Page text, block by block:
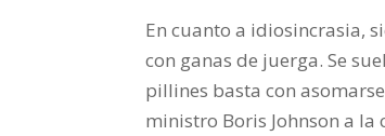
En cuanto a idiosincrasia,
con ganas de juerga. Se
pillines basta con
ministro Boris Johnson a